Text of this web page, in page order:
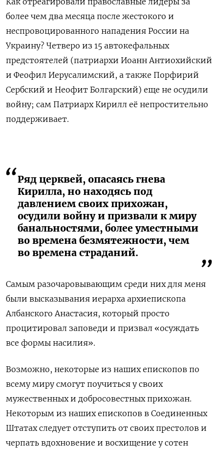
более чем два месяца после жестокого и
неспровоцированного нападения России на
Украину? Четверо из 15 автокефальных
предстоятелей (патриархи Иоанн Антиохийский
и Феофил Иерусалимский, а также Порфирий
Сербский и Неофит Болгарский) еще не осудили
войну; сам Патриарх Кирилл её непростительно
поддерживает.
Ряд церквей, опасаясь гнева
Кирилла, но находясь под
давлением своих прихожан,
осудили войну и призвали к миру
банальностями, более уместными
во времена безмятежности, чем
во времена страданий.
Самым разочаровывающим среди них для меня
были высказывания иерарха архиепископа
Албанского Анастасия, который просто
процитировал заповеди и призвал «осуждать
все формы насилия».
Возможно, некоторые из наших епископов по
всему миру смогут поучиться у своих
мужественных и добросовестных прихожан.
Некоторым из наших епископов в Соединенных
Штатах следует отступить от своих престолов и
черпать вдохновение и восхищение у сотен